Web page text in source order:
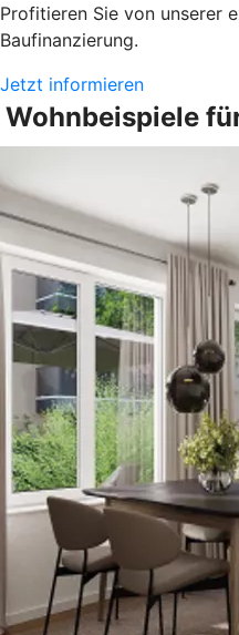
Profitieren Sie von unserer
Baufinanzierung.
Jetzt informieren
Wohnbeispiele